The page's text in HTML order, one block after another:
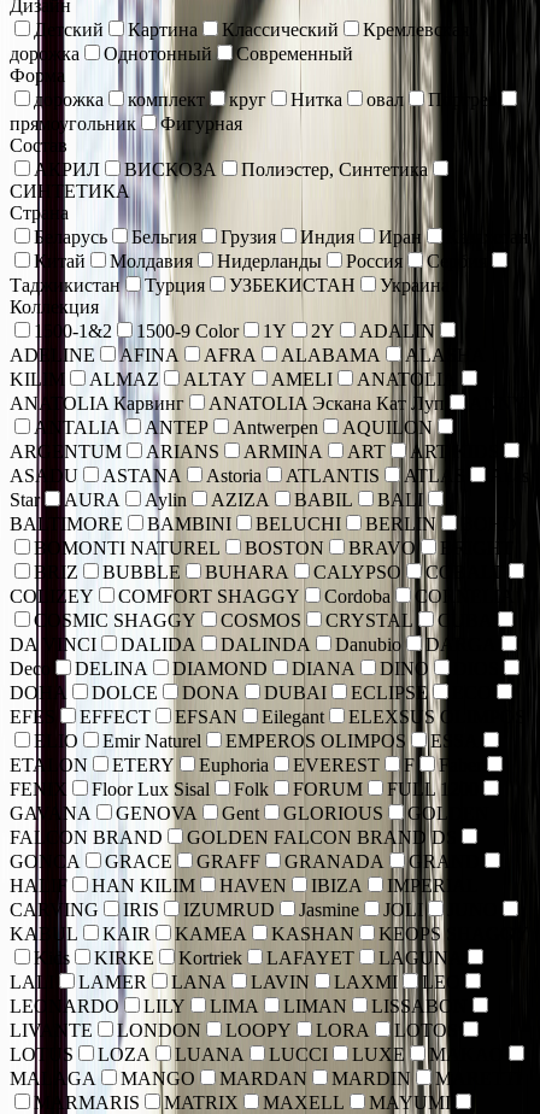
Дизайн
Детский
Картина Классический
Кремлевская
дорожка
Однотонный
Современный
Форма
дорожка
комплект круг Нитка овал
Портрет
прямоугольник
Фигурная
Состав
АКРИЛ
ВИСКОЗА
Полиэстер, Синтетика
СИНТЕТИКА
Страна
Беларусь
Бельгия Грузия Индия Иран
Казахстан
Китай
Молдавия Нидерланды Россия
Сербия
Таджикистан
Турция УЗБЕКИСТАН
Украина
Коллекция
1500-1&2
1500-9 Color 1Y 2Y
ADALIN
ADELINE
AFINA AFRA ALABAMA
ALASHA
KILIM
ALMAZ ALTAY AMELI
ANATOLIA
ANATOLIA Карвинг
ANATOLIA Эскана Кат Луп
ANTALIA
ANTEP Antwerpen
AQUILON
ARGENTUM
ARIANS ARMINA ART
ART KIDS
ASADU
ASTANA Astoria ATLANTIS ATLAS
Atlas
Star
AURA Aylin AZIZA BABIL
BALI
BALTIMORE
BAMBINI BELUCHI BERLIN
BOHO
BOMONTI NATUREL
BOSTON BRAVO
BRIGHT
BRIZ
BUBBLE BUHARA CALYPSO
COBALT
COLIZEY
COMFORT SHAGGY Cordoba
CORNELIA
COSMIC SHAGGY
COSMOS CRYSTAL
CUBA
DA VINCI
DALIDA DALINDA Danubio
DARGA
Deco
DELINA DIAMOND DIANA DINO
DOHA
DOLCE DONA DUBAI ECLIPSE
EFES
EFFECT EFSAN Eilegant
ELEXSUS OLIMPOS
ELIO
Emir Naturel EMPEROS OLIMPOS
ESSA
ETALON
ETERY Euphoria EVEREST F
Faber
FENIX
Floor Lux Sisal Folk FORUM
FULL 1200
GAVANA
GENOVA Gent GLORIOUS
GOLDEN
FALCON BRAND
GOLDEN FALCON BRAND DS
GONCA
GRACE GRAFF GRANADA
GRAND
HALIF
HAN KILIM HAVEN IBIZA
IMPERIAL
CARVING
IRIS IZUMRUD Jasmine JOLI
KABUL
KAIR KAMEA KASHAN
KEOPS SHAGGY
Kids
KIRKE Kortriek LAFAYET
LAGUNA
LALI
LAMER LANA LAVIN LAXMI
LEO
LEONARDO
LILY LIMA LIMAN
LISSABON
LIVANTE
LONDON LOOPY LORA
LOTOS
LOTUS
LOZA LUANA LUCCI LUXE
MAKAO
MALAGA
MANGO MARDAN MARDIN
MARETTI
MARMARIS
MATRIX MAXELL
MAYUMI